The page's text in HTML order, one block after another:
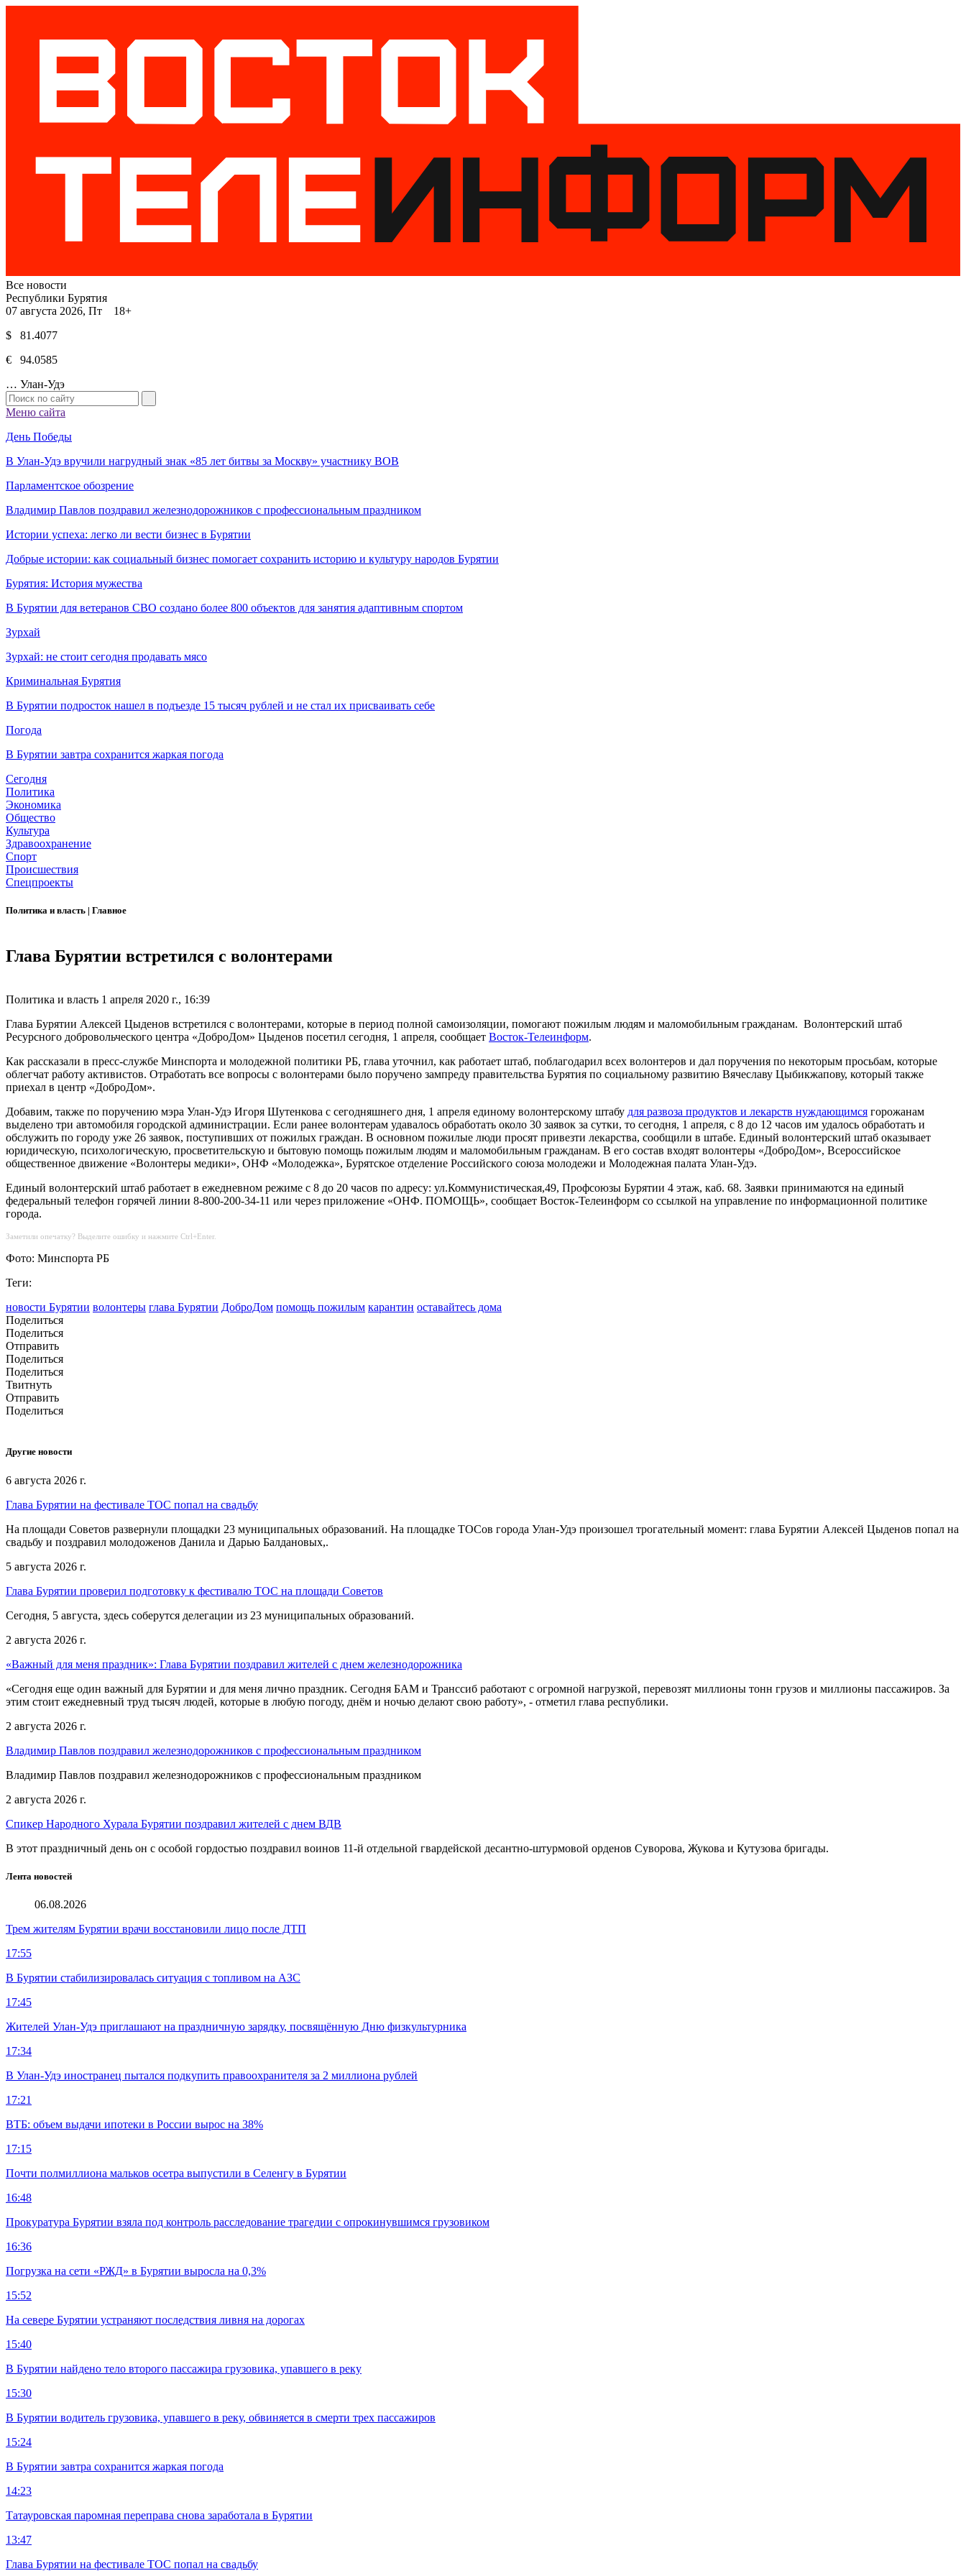
Все новости
Республики Бурятия
07 августа 2026, Пт 18+
$ 81.4077
€ 94.0585
… Улан-Удэ
Меню сайта
День Победы
В Улан-Удэ вручили нагрудный знак «85 лет битвы за Москву» участнику ВОВ
Парламентское обозрение
Владимир Павлов поздравил железнодорожников с профессиональным праздником
Истории успеха: легко ли вести бизнес в Бурятии
Добрые истории: как социальный бизнес помогает сохранить историю и культуру народов Бурятии
Бурятия: История мужества
В Бурятии для ветеранов СВО создано более 800 объектов для занятия адаптивным спортом
Зурхай
Зурхай: не стоит сегодня продавать мясо
Криминальная Бурятия
В Бурятии подросток нашел в подъезде 15 тысяч рублей и не стал их присваивать себе
Погода
В Бурятии завтра сохранится жаркая погода
Сегодня
Политика
Экономика
Общество
Культура
Здравоохранение
Спорт
Происшествия
Спецпроекты
Политика и власть | Главное
Глава Бурятии встретился с волонтерами
Политика и власть 1 апреля 2020 г., 16:39
Глава Бурятии Алексей Цыденов встретился с волонтерами, которые в период полной самоизоляции, помогают пожилым людям и маломобильным гражданам. Волонтерский штаб
Ресурсного добровольческого центра «ДоброДом» Цыденов посетил сегодня, 1 апреля, сообщает Восток-Телеинформ.
Как рассказали в пресс-службе Минспорта и молодежной политики РБ, глава уточнил, как работает штаб, поблагодарил всех волонтеров и дал поручения по некоторым просьбам, которые
облегчат работу активистов. Отработать все вопросы с волонтерами было поручено зампреду правительства Бурятия по социальному развитию Вячеславу Цыбикжапову, который также
приехал в центр «ДоброДом».
Добавим, также по поручению мэра Улан-Удэ Игоря Шутенкова с сегодняшнего дня, 1 апреля единому волонтерскому штабу для развоза продуктов и лекарств нуждающимся горожанам
выделено три автомобиля городской администрации. Если ранее волонтерам удавалось обработать около 30 заявок за сутки, то сегодня, 1 апреля, с 8 до 12 часов им удалось обработать и
обслужить по городу уже 26 заявок, поступивших от пожилых граждан. В основном пожилые люди просят привезти лекарства, сообщили в штабе. Единый волонтерский штаб оказывает
юридическую, психологическую, просветительскую и бытовую помощь пожилым людям и маломобильным гражданам. В его состав входят волонтеры «ДоброДом», Всероссийское
общественное движение «Волонтеры медики», ОНФ «Молодежка», Бурятское отделение Российского союза молодежи и Молодежная палата Улан-Удэ.
Единый волонтерский штаб работает в ежедневном режиме с 8 до 20 часов по адресу: ул.Коммунистическая,49, Профсоюзы Бурятии 4 этаж, каб. 68. Заявки принимаются на единый
федеральный телефон горячей линии 8-800-200-34-11 или через приложение «ОНФ. ПОМОЩЬ», сообщает Восток-Телеинформ со ссылкой на управление по информационной политике
города.
Заметили опечатку? Выделите ошибку и нажмите Ctrl+Enter.
Фото: Минспорта РБ
Теги:
новости Бурятии волонтеры глава Бурятии ДоброДом помощь пожилым карантин оставайтесь дома
Поделиться
Поделиться
Отправить
Поделиться
Поделиться
Твитнуть
Отправить
Поделиться
Другие новости
6 августа 2026 г.
Глава Бурятии на фестивале ТОС попал на свадьбу
На площади Советов развернули площадки 23 муниципальных образований. На площадке ТОСов города Улан-Удэ произошел трогательный момент: глава Бурятии Алексей Цыденов попал на
свадьбу и поздравил молодоженов Данила и Дарью Балдановых,.
5 августа 2026 г.
Глава Бурятии проверил подготовку к фестивалю ТОС на площади Советов
Сегодня, 5 августа, здесь соберутся делегации из 23 муниципальных образований.
2 августа 2026 г.
«Важный для меня праздник»: Глава Бурятии поздравил жителей с днем железнодорожника
«Сегодня еще один важный для Бурятии и для меня лично праздник. Сегодня БАМ и Транссиб работают с огромной нагрузкой, перевозят миллионы тонн грузов и миллионы пассажиров. За
этим стоит ежедневный труд тысяч людей, которые в любую погоду, днём и ночью делают свою работу», - отметил глава республики.
2 августа 2026 г.
Владимир Павлов поздравил железнодорожников с профессиональным праздником
Владимир Павлов поздравил железнодорожников с профессиональным праздником
2 августа 2026 г.
Спикер Народного Хурала Бурятии поздравил жителей с днем ВДВ
В этот праздничный день он с особой гордостью поздравил воинов 11-й отдельной гвардейской десантно-штурмовой орденов Суворова, Жукова и Кутузова бригады.
Лента новостей
06.08.2026
Трем жителям Бурятии врачи восстановили лицо после ДТП
17:55
В Бурятии стабилизировалась ситуация с топливом на АЗС
17:45
Жителей Улан-Удэ приглашают на праздничную зарядку, посвящённую Дню физкультурника
17:34
В Улан-Удэ иностранец пытался подкупить правоохранителя за 2 миллиона рублей
17:21
ВТБ: объем выдачи ипотеки в России вырос на 38%
17:15
Почти полмиллиона мальков осетра выпустили в Селенгу в Бурятии
16:48
Прокуратура Бурятии взяла под контроль расследование трагедии с опрокинувшимся грузовиком
16:36
Погрузка на сети «РЖД» в Бурятии выросла на 0,3%
15:52
На севере Бурятии устраняют последствия ливня на дорогах
15:40
В Бурятии найдено тело второго пассажира грузовика, упавшего в реку
15:30
В Бурятии водитель грузовика, упавшего в реку, обвиняется в смерти трех пассажиров
15:24
В Бурятии завтра сохранится жаркая погода
14:23
Татауровская паромная переправа снова заработала в Бурятии
13:47
Глава Бурятии на фестивале ТОС попал на свадьбу